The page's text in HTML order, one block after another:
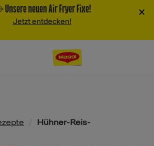
Unsere neuen Air Fryer Fixe!
Jetzt entdecken!
×
Hühner-Reis-